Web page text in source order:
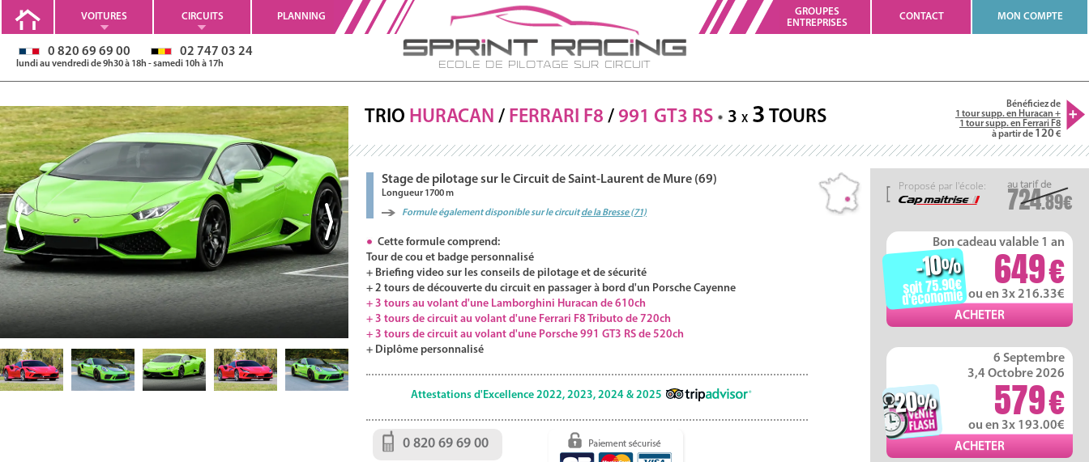
Ecole de Pilotage sur Circuit
VOITURES CIRCUITS PLANNING
GROUPES
ENTREPRISES
CONTACT MON COMPTE
0 820 69 69 00 02 747 03 24
lundi au vendredi de 9h30 à 18h - samedi 10h à 17h
Bénéficiez de
1 tour supp. en Huracan +
1 tour supp. en Ferrari F8
à partir de 120
TRIO HURACAN / FERRARI F8 / 991 GT3 RS 3 X 3 TOURS
724.89
Proposé par l'école:
Bon cadeau valable 1 an
649
ou en 3x 216.33
-10%
soit 75.90
d'économie
6 Septembre
3,4 Octobre 2026
579
ou en 3x 193.00
-20%
Stage de pilotage sur le Circuit de Saint-Laurent de Mure (69)
Longueur 1700 m
Formule également disponible sur le circuitde la Bresse (71)
Cette formule comprend:
Tour de cou et badge personnalisé
+ Briefing video sur les conseils de pilotage et de sécurité
+ 2 tours de découverte du circuit en passager à bord d'un Porsche Cayenne
+ 3 tours au volant d'une Lamborghini Huracan de 610ch
+ 3 tours de circuit au volant d'une Ferrari F8 Tributo de 720ch
+ 3 tours de circuit au volant d'une Porsche 991 GT3 RS de 520ch
+ Diplôme personnalisé
Attestations d'Excellence 2022, 2023, 2024 & 2025
0 820 69 69 00